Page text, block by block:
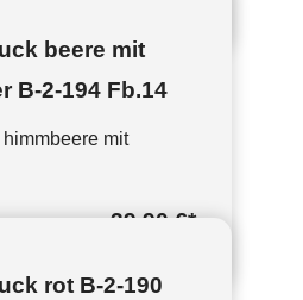
beere mit
B-2-194 Fb.14
mit
39,90 €*
rot B-2-190